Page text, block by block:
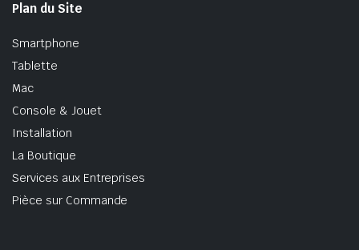
Plan du Site
Smartphone
Tablette
Mac
Console & Jouet
Installation
La Boutique
Services aux Entreprises
Pièce sur Commande